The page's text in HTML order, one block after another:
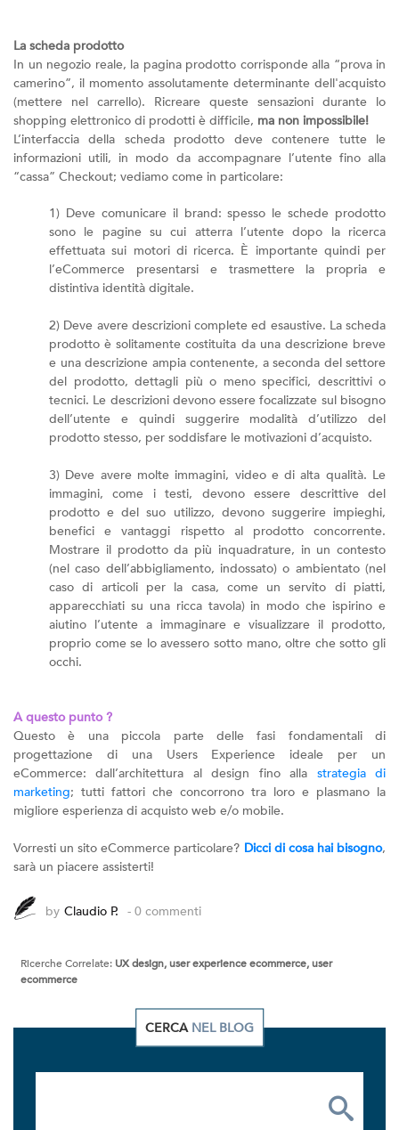
La scheda prodotto
In un negozio reale, la pagina prodotto corrisponde alla “prova in
camerino”, il momento assolutamente determinante dell'acquisto
(mettere nel carrello). Ricreare queste sensazioni durante lo
shopping elettronico di prodotti è difficile, ma non impossibile!
L’interfaccia della scheda prodotto deve contenere tutte le
informazioni utili, in modo da accompagnare l’utente fino alla
“cassa” Checkout; vediamo come in particolare:
1) Deve comunicare il brand: spesso le schede prodotto
sono le pagine su cui atterra l’utente dopo la ricerca
effettuata sui motori di ricerca. È importante quindi per
l’eCommerce presentarsi e trasmettere la propria e
distintiva identità digitale.
2) Deve avere descrizioni complete ed esaustive. La scheda
prodotto è solitamente costituita da una descrizione breve
e una descrizione ampia contenente, a seconda del settore
del prodotto, dettagli più o meno specifici, descrittivi o
tecnici. Le descrizioni devono essere focalizzate sul bisogno
dell’utente e quindi suggerire modalità d’utilizzo del
prodotto stesso, per soddisfare le motivazioni d’acquisto.
3) Deve avere molte immagini, video e di alta qualità. Le
immagini, come i testi, devono essere descrittive del
prodotto e del suo utilizzo, devono suggerire impieghi,
benefici e vantaggi rispetto al prodotto concorrente.
Mostrare il prodotto da più inquadrature, in un contesto
(nel caso dell’abbigliamento, indossato) o ambientato (nel
caso di articoli per la casa, come un servito di piatti,
apparecchiati su una ricca tavola) in modo che ispirino e
aiutino l’utente a immaginare e visualizzare il prodotto,
proprio come se lo avessero sotto mano, oltre che sotto gli
occhi.
A questo punto ?
Questo è una piccola parte delle fasi fondamentali di
progettazione di una Users Experience ideale per un
eCommerce: dall’architettura al design fino alla strategia di
marketing; tutti fattori che concorrono tra loro e plasmano la
migliore esperienza di acquisto web e/o mobile.
Vorresti un sito eCommerce particolare? Dicci di cosa hai bisogno,
sarà un piacere assisterti!
by Claudio P. - 0 commenti
Ricerche Correlate: UX design, user experience ecommerce, user
ecommerce
CERCA NEL BLOG